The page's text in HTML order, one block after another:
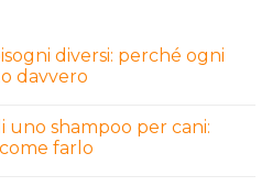
diversi: perché ogni
davvero
uno shampoo per cani:
farlo